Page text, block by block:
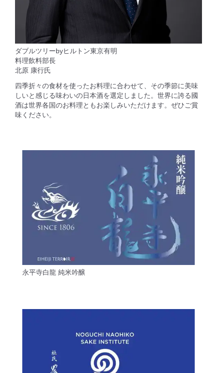
ダブルツリーbyヒルトン東京有明
料理飲料部長
北原 康行氏
四季折々の食材を使ったお料理に合わせて、その季節に美味
しいと感じる味わいの日本酒を選定しました。世界に誇る國
酒は世界各国のお料理ともお楽しみいただけます。ぜひご賞
味ください。
永平寺白龍 純米吟醸